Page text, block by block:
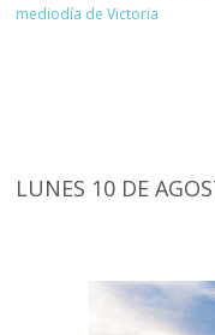
mediodía de Victoria
LUNES 10 DE